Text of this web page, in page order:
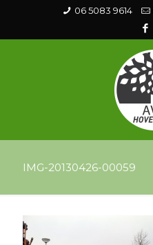
06 5083 9614
IMG-20130426-00059